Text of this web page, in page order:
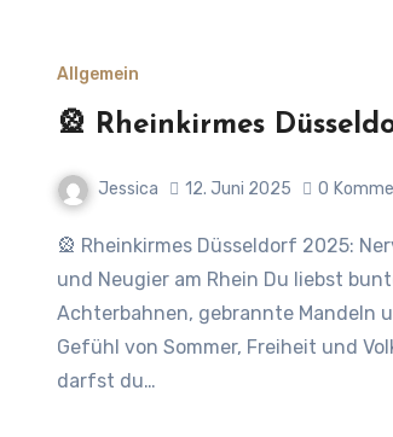
Allgemein
🎡 Rheinkirmes
Jessica 12. Juni 2025 0
🎡 Rheinkirmes Düsseldorf 2025: Nervenkitzel, Nostalgie
und Neugier am Rhein Du liebst
Achterbahnen, gebrannte Mandeln
Gefühl von Sommer, Freiheit und
darfst du…